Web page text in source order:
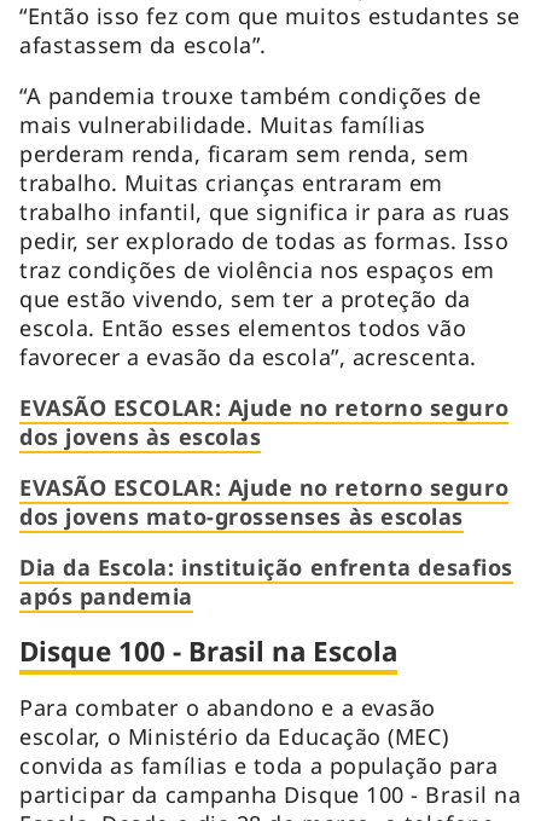
“Então isso fez com que muitos estudantes se
afastassem da escola”.
“A pandemia trouxe também condições de
mais vulnerabilidade. Muitas famílias
perderam renda, ficaram sem renda, sem
trabalho. Muitas crianças entraram em
trabalho infantil, que significa ir para as ruas
pedir, ser explorado de todas as formas. Isso
traz condições de violência nos espaços em
que estão vivendo, sem ter a proteção da
escola. Então esses elementos todos vão
favorecer a evasão da escola”, acrescenta.
EVASÃO ESCOLAR: Ajude no retorno seguro
dos jovens às escolas
EVASÃO ESCOLAR: Ajude no retorno seguro
dos jovens mato-grossenses às escolas
Dia da Escola: instituição enfrenta desafios
após pandemia
Disque 100 - Brasil na Escola
Para combater o abandono e a evasão
escolar, o Ministério da Educação (MEC)
convida as famílias e toda a população para
participar da campanha Disque 100 - Brasil na